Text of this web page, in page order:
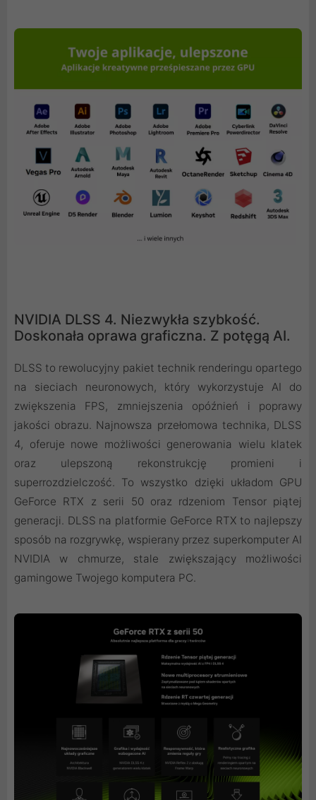
NVIDIA DLSS 4. Niezwykła szybkość.
Doskonała oprawa graficzna. Z potęgą AI.
DLSS to rewolucyjny pakiet technik renderingu opartego
na sieciach neuronowych, który wykorzystuje AI do
zwiększenia FPS, zmniejszenia opóźnień i poprawy
jakości obrazu. ‌Najnowsza przełomowa technika, DLSS
4, oferuje nowe możliwości generowania wielu klatek
oraz ulepszoną rekonstrukcję promieni i
superrozdzielczość. To wszystko dzięki układom GPU
GeForce RTX z serii 50 oraz rdzeniom Tensor piątej
generacji. DLSS na platformie GeForce RTX to najlepszy
sposób na rozgrywkę, wspierany przez superkomputer AI
NVIDIA w chmurze, stale zwiększający możliwości
gamingowe Twojego komputera PC.